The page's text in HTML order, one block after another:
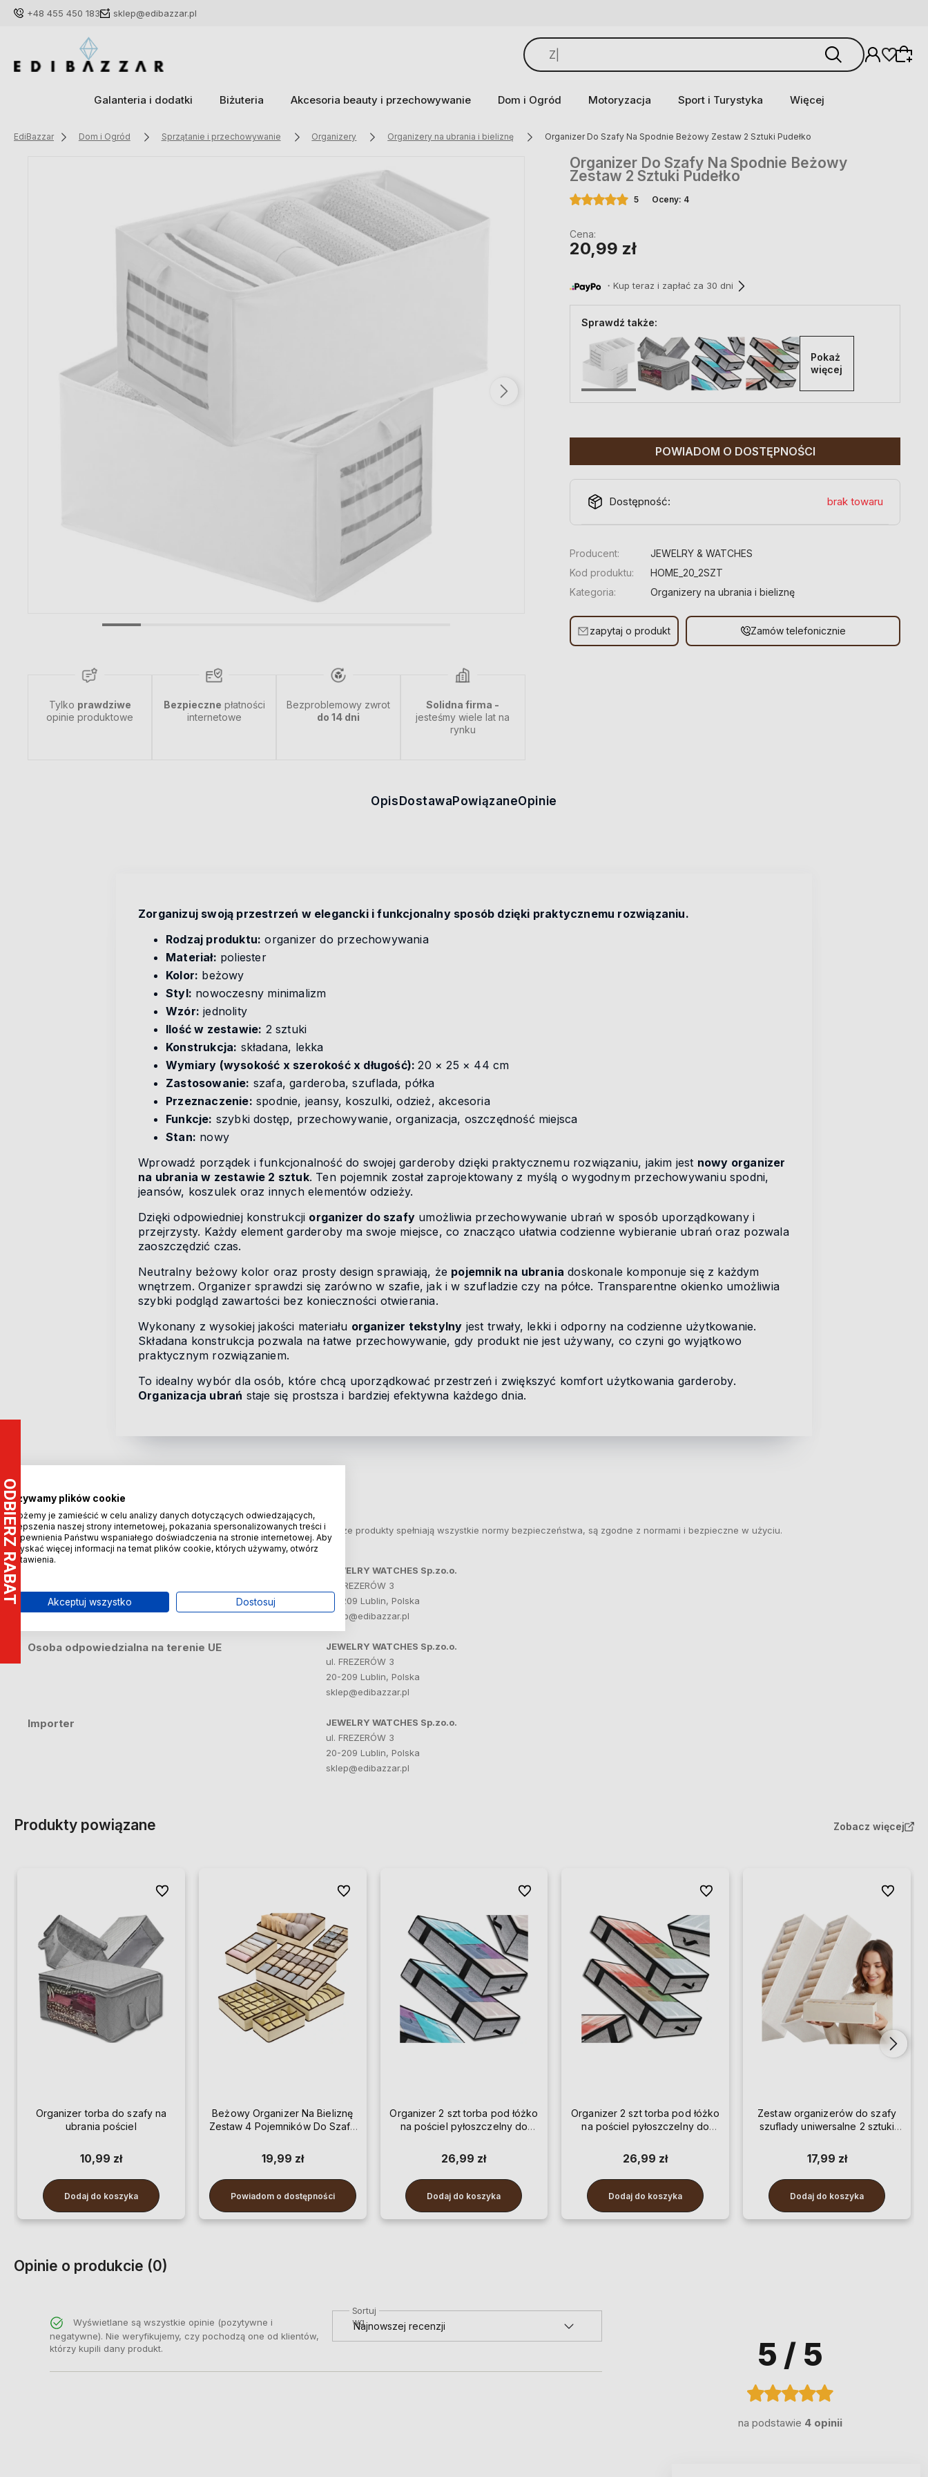
+48 455 450 183 sklep@edibazzar.pl
Galanteria i dodatki Biżuteria Akcesoria beauty i przechowywanie Dom i Ogród Motoryzacja Sport i Turystyka Więcej
EdiBazzar Dom i Ogród Sprzątanie i przechowywanie Organizery Organizery na ubrania i bieliznę Organizer Do Szafy Na Spodnie Beżowy Zestaw 2 Sztuki Pudełko
Tylko prawdziwe
opinie produktowe
Bezpieczne płatności
internetowe
Bezproblemowy zwrot
do 14 dni
Solidna firma -
jesteśmy wiele lat na
rynku
Organizer Do Szafy Na Spodnie Beżowy
Zestaw 2 Sztuki Pudełko
5 Oceny: 4
Cena:
20,99 zł
・Kup teraz i zapłać za 30 dni
Sprawdź także:
Pokaż
więcej
POWIADOM O DOSTĘPNOŚCI
Dostępność: brak towaru
Producent:
JEWELRY & WATCHES
Kod produktu:
HOME_20_2SZT
Kategoria:
Organizery na ubrania i bieliznę
zapytaj o produkt Zamów telefonicznie
Opis Dostawa PowiązaneOpinie
Zorganizuj swoją przestrzeń w elegancki i funkcjonalny sposób dzięki praktycznemu rozwiązaniu.
Rodzaj produktu: organizer do przechowywania
Materiał: poliester
Kolor: beżowy
Styl: nowoczesny minimalizm
Wzór: jednolity
Ilość w zestawie: 2 sztuki
Konstrukcja: składana, lekka
Wymiary (wysokość x szerokość x długość):20 × 25 × 44 cm
Zastosowanie: szafa, garderoba, szuflada, półka
Przeznaczenie: spodnie, jeansy, koszulki, odzież, akcesoria
Funkcje: szybki dostęp, przechowywanie, organizacja, oszczędność miejsca
Stan: nowy
Wprowadź porządek i funkcjonalność do swojej garderoby dzięki praktycznemu rozwiązaniu, jakim jest nowy organizer
na ubrania w zestawie 2 sztuk. Ten pojemnik został zaprojektowany z myślą o wygodnym przechowywaniu spodni,
jeansów, koszulek oraz innych elementów odzieży.
Dzięki odpowiedniej konstrukcji organizer do szafy umożliwia przechowywanie ubrań w sposób uporządkowany i
przejrzysty. Każdy element garderoby ma swoje miejsce, co znacząco ułatwia codzienne wybieranie ubrań oraz pozwala
zaoszczędzić czas.
Neutralny beżowy kolor oraz prosty design sprawiają, że pojemnik na ubrania doskonale komponuje się z każdym
wnętrzem. Organizer sprawdzi się zarówno w szafie, jak i w szufladzie czy na półce. Transparentne okienko umożliwia
szybki podgląd zawartości bez konieczności otwierania.
Wykonany z wysokiej jakości materiału organizer tekstylny jest trwały, lekki i odporny na codzienne użytkowanie.
Składana konstrukcja pozwala na łatwe przechowywanie, gdy produkt nie jest używany, co czyni go wyjątkowo
praktycznym rozwiązaniem.
To idealny wybór dla osób, które chcą uporządkować przestrzeń i zwiększyć komfort użytkowania garderoby.
Organizacja ubrań staje się prostsza i bardziej efektywna każdego dnia.
Bezpieczeństwo
Certyfikaty i ostrzeżenie bezpieczeństwa Nasze produkty spełniają wszystkie normy bezpieczeństwa, są zgodne z normami i bezpieczne w użyciu.
JEWELRY WATCHES Sp.zo.o.
ul. FREZERÓW 3
20-209 Lublin, Polska
sklep@edibazzar.pl
Osoba odpowiedzialna na terenie UE
JEWELRY WATCHES Sp.zo.o.
ul. FREZERÓW 3
20-209 Lublin, Polska
sklep@edibazzar.pl
Importer
JEWELRY WATCHES Sp.zo.o.
ul. FREZERÓW 3
20-209 Lublin, Polska
sklep@edibazzar.pl
Produkty powiązane Zobacz więcej
Organizer torba do szafy na
ubrania pościel
10,99 zł
Dodaj do koszyka
Do ulubionych
Beżowy Organizer Na Bieliznę
Zestaw 4 Pojemników Do Szafy
19,99 zł
Powiadom o dostępności
Do ulubionych
Organizer 2 szt torba pod łóżko
na pościel pyłoszczelny do
26,99 zł
Dodaj do koszyka
Do ulubionych
Organizer 2 szt torba pod łóżko
na pościel pyłoszczelny do
26,99 zł
Dodaj do koszyka
Do ulubionych
Zestaw organizerów do szafy
szuflady uniwersalne 2 sztuki
17,99 zł
Dodaj do koszyka
Do
Opinie o produkcie (0)
5 / 5
na podstawie 4 opinii
Wyświetlane są wszystkie opinie (pozytywne i
negatywne). Nie weryfikujemy, czy pochodzą one od klientów,
którzy kupili dany produkt.
Sortuj
wg
Używamy plików cookie
Możemy je zamieścić w celu analizy danych dotyczących odwiedzających,
ulepszenia naszej strony internetowej, pokazania spersonalizowanych treści i
zapewnienia Państwu wspaniałego doświadczenia na stronie internetowej. Aby
uzyskać więcej informacji na temat plików cookie, których używamy, otwórz
ustawienia.
Akceptuj wszystko Dostosuj